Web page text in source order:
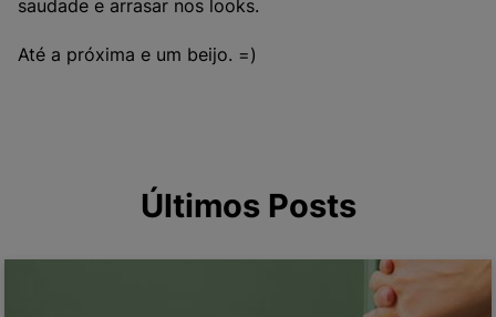
saudade e arrasar nos looks.
Até a próxima e um beijo. =)
Últimos Posts